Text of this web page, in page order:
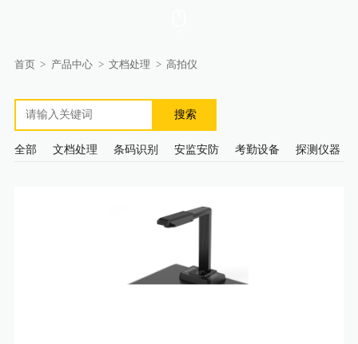
首页 > 产品中心 > 文档处理 > 高拍仪
搜索
全部 文档处理 条码识别 安监安防 考勤设备 探测仪器